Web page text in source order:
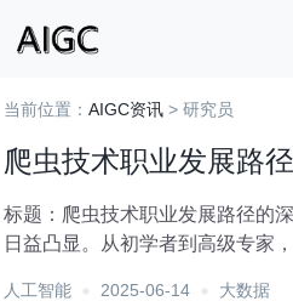
当前位置： AIGC资讯 > 研究员
爬虫技术职业发展路
标题：爬虫技术职业发展路径的
日益凸显。从初学者到高级专家
人工智能 2025-06-14 大数据